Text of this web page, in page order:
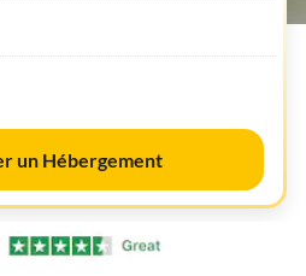
un Hébergement